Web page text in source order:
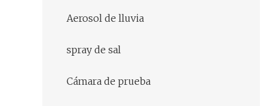
Aerosol de lluvia
spray de sal
Cámara de prueba